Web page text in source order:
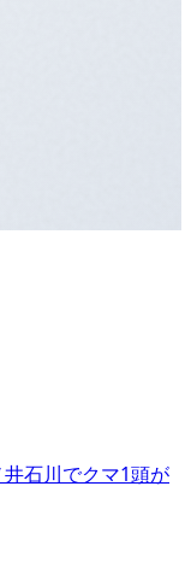
石川でクマ1頭が